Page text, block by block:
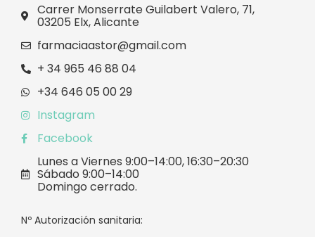
Carrer Monserrate Guilabert Valero, 71,
03205 Elx, Alicante
farmaciaastor@gmail.com
+ 34 965 46 88 04
+34 646 05 00 29
Instagram
Facebook
Lunes a Viernes 9:00–14:00, 16:30–20:30
Sábado 9:00–14:00
Domingo cerrado.
Nº Autorización sanitaria: